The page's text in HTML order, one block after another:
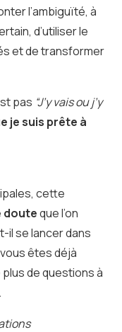
l’ambiguïté, à
d’utiliser le
et de transformer
pas “J’y vais ou j’y
je suis prête à
cette
douteque l’on
il se lancer dans
êtes déjà
de questions à